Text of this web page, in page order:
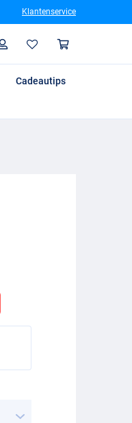
Klantenservice
Profiel
Cadeautips